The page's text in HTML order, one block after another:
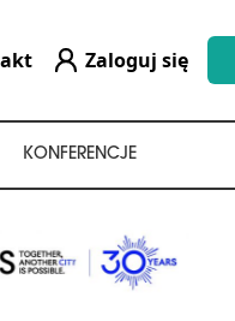
Zaloguj się
KONFERENCJE